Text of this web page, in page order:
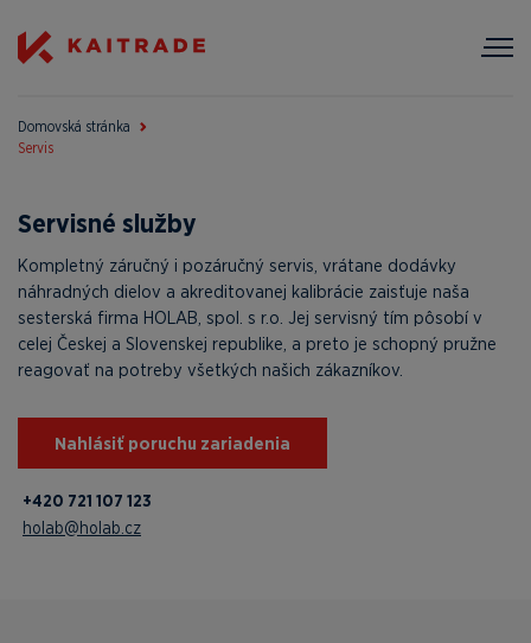
Domovská stránka
Servis
Servisné služby
Kompletný záručný i pozáručný servis, vrátane dodávky
náhradných dielov a akreditovanej kalibrácie zaisťuje naša
sesterská firma HOLAB, spol. s r.o. Jej servisný tím pôsobí v
celej Českej a Slovenskej republike, a preto je schopný pružne
reagovať na potreby všetkých našich zákazníkov.
Nahlásiť poruchu zariadenia
+420 721 107 123
holab@holab.cz